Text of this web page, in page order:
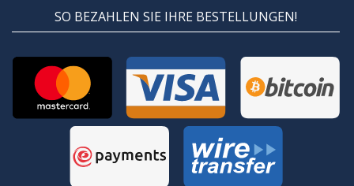
SO BEZAHLEN SIE IHRE BESTELLUNGEN!